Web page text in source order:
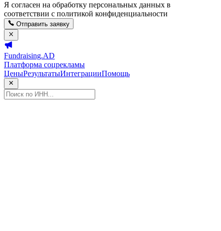
Я согласен на обработку персональных данных в
соответствии с политикой конфиденциальности
Отправить заявку
Fundraising.AD
Платформа соцрекламы
ЦеныРезультатыИнтеграцииПомощь